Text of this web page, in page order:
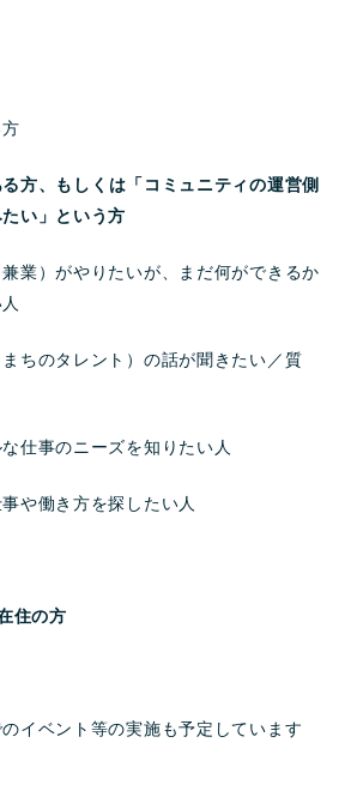
方、 もしくは「コミュニティの運営側
い」という方
）がやりたいが、まだ何ができるか
のタレント）の話が聞きたい／質
事のニーズを知りたい人
働き方を探したい人
住の方
ベント等の実施も予定しています